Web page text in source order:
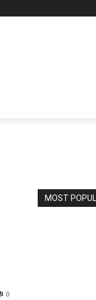
0
MOST